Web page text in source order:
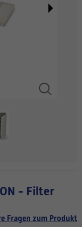
- Filter
Fragen zum Produkt